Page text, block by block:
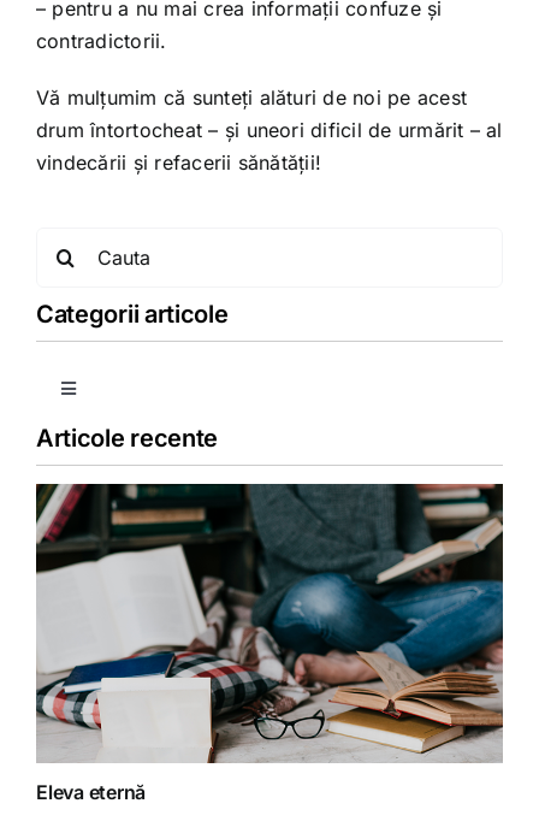
– pentru a nu mai crea informații confuze și
contradictorii.
Vă mulțumim că sunteți alături de noi pe acest
drum întortocheat – și uneori dificil de urmărit – al
vindecării și refacerii sănătății!
Categorii articole
Toggle
Copii
Detoxifiere
Fără categorie
Fitoterapie
Articole recente
Eleva eternă